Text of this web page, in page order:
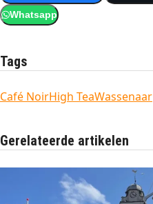
Whatsapp
Tags
Café NoirHigh TeaWassenaar
Gerelateerde artikelen